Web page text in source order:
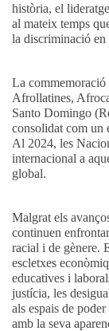
història, el
al mateix temps
la discriminació en
La commemoració
Afrollatines,
Santo Domingo
consolidat com un
Al 2024, les
internacional a
global.
Malgrat els
continuen
racial i de gènere.
escletxes
educatives i
justícia, les
als espais de
amb la seva